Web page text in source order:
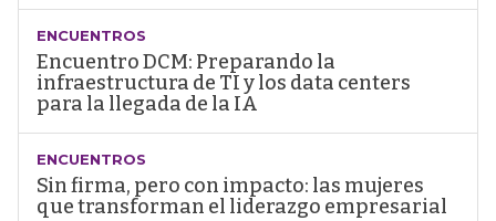
ENCUENTROS
Encuentro DCM: Preparando la
infraestructura de TI y los data centers
para la llegada de la IA
ENCUENTROS
Sin firma, pero con impacto: las mujeres
que transforman el liderazgo empresarial